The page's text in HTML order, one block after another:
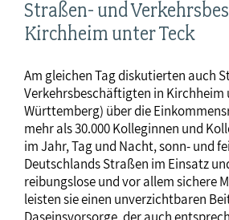
Straßen- und
Kirchheim unter Teck
Am gleichen Tag diskutierten auch
Verkehrsbeschäftigten in Kirchheim
Württemberg) über die
mehr als 30.000 Kolleginnen und
im Jahr, Tag und Nacht, sonn- und
Deutschlands Straßen im Einsatz
reibungslose und vor allem sichere
leisten sie einen unverzichtbaren